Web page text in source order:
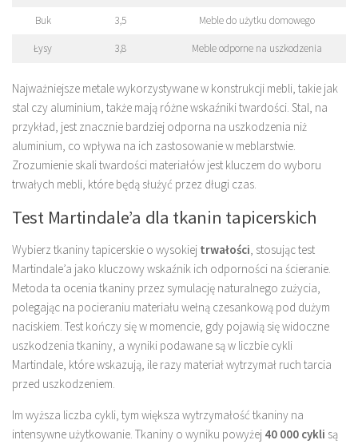
Buk 3,5 Meble do użytku domowego
Łysy 3,8 Meble odporne na uszkodzenia
Najważniejsze metale wykorzystywane w konstrukcji mebli, takie jak
stal czy aluminium, także mają różne wskaźniki twardości. Stal, na
przykład, jest znacznie bardziej odporna na uszkodzenia niż
aluminium, co wpływa na ich zastosowanie w meblarstwie.
Zrozumienie skali twardości materiałów jest kluczem do wyboru
trwałych mebli, które będą służyć przez długi czas.
Test Martindale’a dla tkanin tapicerskich
Wybierz tkaniny tapicerskie o wysokiej trwałości , stosując test
Martindale’a jako kluczowy wskaźnik ich odporności na ścieranie.
Metoda ta ocenia tkaniny przez symulację naturalnego zużycia,
polegając na pocieraniu materiału wełną czesankową pod dużym
naciskiem. Test kończy się w momencie, gdy pojawią się widoczne
uszkodzenia tkaniny, a wyniki podawane są w liczbie cykli
Martindale, które wskazują, ile razy materiał wytrzymał ruch tarcia
przed uszkodzeniem.
Im wyższa liczba cykli, tym większa wytrzymałość tkaniny na
intensywne użytkowanie. Tkaniny o wyniku powyżej 40 000 cykli są